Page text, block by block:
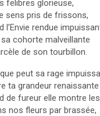
felibres glorieuse,
sens pris de frissons,
l’Envie rendue
cohorte malveillante
de son tourbillon.
peut sa rage
ta grandeur renaissante
de fureur elle montre
nos fleurs par brassée,